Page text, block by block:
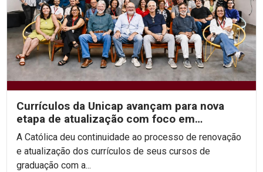
Currículos da Unicap avançam para nova
etapa de atualização com foco em
competências e habilidades
A Católica deu continuidade ao processo de renovação
e atualização dos currículos de seus cursos de
graduação com a...